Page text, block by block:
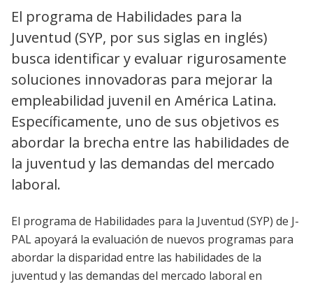
El programa de Habilidades para la
Juventud (SYP, por sus siglas en inglés)
busca identificar y evaluar rigurosamente
soluciones innovadoras para mejorar la
empleabilidad juvenil en América Latina.
Específicamente, uno de sus objetivos es
abordar la brecha entre las habilidades de
la juventud y las demandas del mercado
laboral.
El programa de Habilidades para la Juventud (SYP) de J-
PAL apoyará la evaluación de nuevos programas para
abordar la disparidad entre las habilidades de la
juventud y las demandas del mercado laboral en